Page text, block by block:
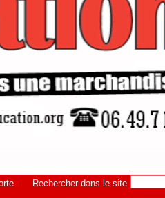
Rechercher dans le site